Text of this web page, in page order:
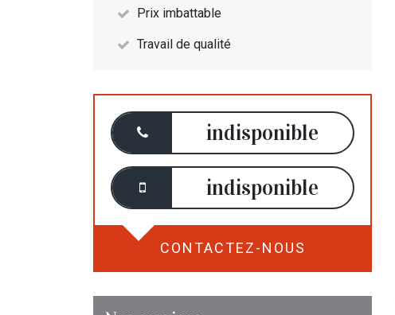
Prix imbattable
Travail de qualité
indisponible
indisponible
CONTACTEZ-NOUS